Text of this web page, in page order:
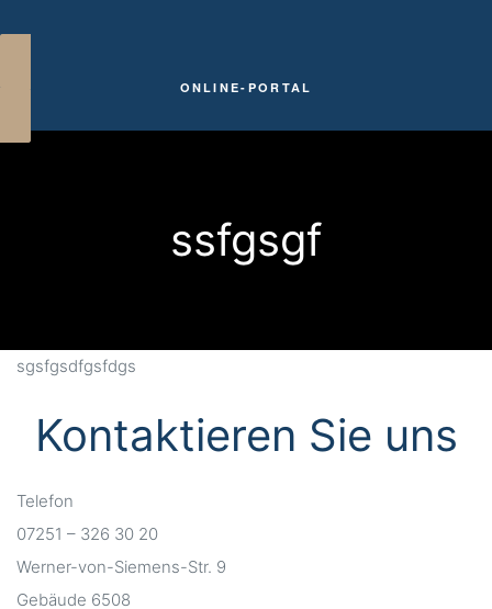
ONLINE-PORTAL
ssfgsgf
sgsfgsdfgsfdgs
Kontaktieren Sie uns
Telefon
07251 – 326 30 20
Werner-von-Siemens-Str. 9
Gebäude 6508